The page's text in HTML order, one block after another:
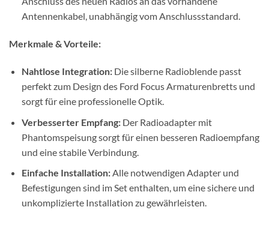
Antennenkabel, unabhängig vom Anschlussstandard.
Merkmale & Vorteile:
Nahtlose Integration:Die silberne Radioblende passt
perfekt zum Design des Ford Focus Armaturenbretts und
sorgt für eine professionelle Optik.
Verbesserter Empfang:Der Radioadapter mit
Phantomspeisung sorgt für einen besseren Radioempfang
und eine stabile Verbindung.
Einfache Installation:Alle notwendigen Adapter und
Befestigungen sind im Set enthalten, um eine sichere und
unkomplizierte Installation zu gewährleisten.